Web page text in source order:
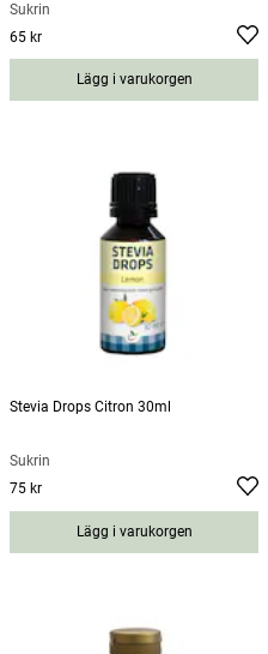
Sukrin
Pris
65 kr
Lägg i varukorgen
Stevia Drops Citron 30ml
Sukrin
Pris
75 kr
Lägg i varukorgen